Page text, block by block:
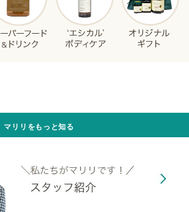
マリリをもっと知る